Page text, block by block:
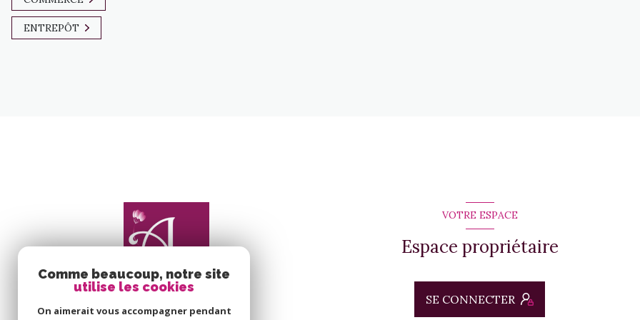
ENTREPÔT
VOTRE ESPACE
Espace propriétaire
SE CONNECTER
Comme beaucoup, notre site
utilise les cookies
On aimerait vous accompagner pendant